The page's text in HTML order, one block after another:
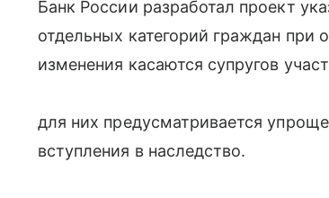
Банк России разработал проект
отдельных категорий граждан
изменения касаются супругов
для них предусматривается
вступления в наследство.